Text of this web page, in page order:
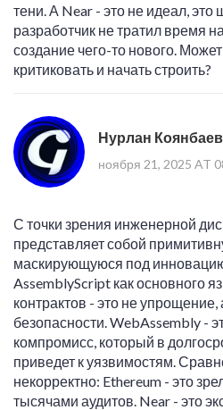
тени. А Near - это не идеал, это
разработчик не тратил время
создание чего-то нового.
критиковать и начать строить?
Нурлан Коянбаев
ноября 21, 2025 AT
С точки зрения инженерной
представляет собой
маскирующуюся под
AssemblyScript как основного
контрактов - это не
безопасности. WebAssembly -
компромисс, который в
приведет к уязвимостям.
некорректно: Ethereum - это
тысячами аудитов. Near - это